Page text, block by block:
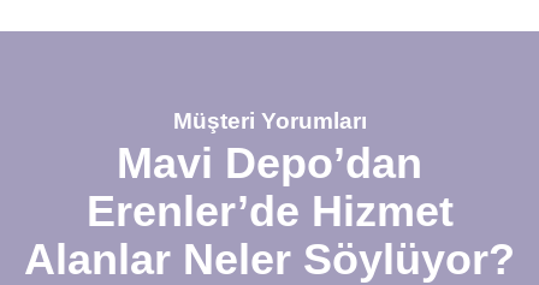
Müşteri Yorumları
Mavi Depo’dan
Erenler’de Hizmet
Alanlar Neler Söylüyor?